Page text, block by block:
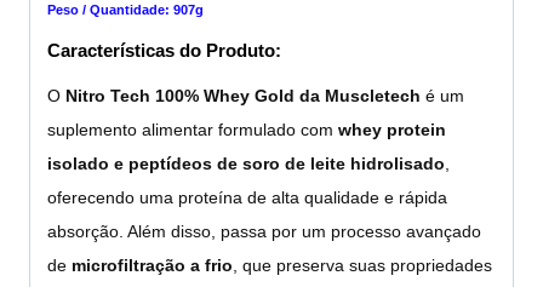
Peso / Quantidade: 907g
Características do Produto:
O Nitro Tech 100% Whey Gold da Muscletech é um
suplemento alimentar formulado com whey protein
isolado e peptídeos de soro de leite hidrolisado
oferecendo uma proteína de alta qualidade e rápida
absorção. Além disso, passa por um processo avançado
de microfiltração a frio , que preserva suas propriedades